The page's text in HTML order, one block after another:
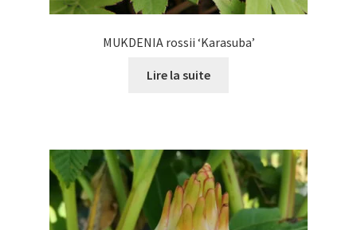
MUKDENIA rossii ‘Karasuba’
Lire la suite